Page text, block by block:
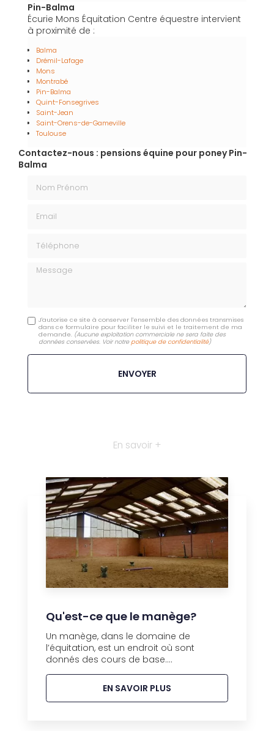
Pin-Balma
Écurie Mons Équitation Centre équestre intervient
à proximité de :
Balma
Drémil-Lafage
Mons
Montrabé
Pin-Balma
Quint-Fonsegrives
Saint-Jean
Saint-Orens-de-Gameville
Toulouse
Contactez-nous : pensions équine pour poney Pin-
Balma
Message
J'autorise ce site à conserver l'ensemble des données transmises
dans ce formulaire pour faciliter le suivi et le traitement de ma
demande. (Aucune exploitation commerciale ne sera faite des
données conservées. Voir notrepolitique de confidentialité)
En savoir +
Qu'est-ce que le manège?
Un manège, dans le domaine de
l’équitation, est un endroit où sont
donnés des cours de base....
EN SAVOIR PLUS